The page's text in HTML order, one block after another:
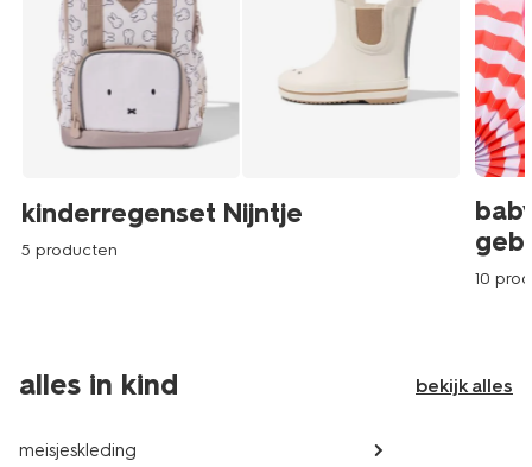
kinderregenset Nijntje
5 producten
10
alles in kind bekijk alles
meisjeskleding